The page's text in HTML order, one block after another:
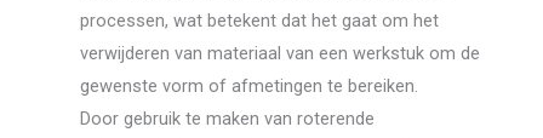
processen, wat betekent dat het gaat om het
verwijderen van materiaal van een werkstuk om de
gewenste vorm of afmetingen te bereiken.
Door gebruik te maken van roterende